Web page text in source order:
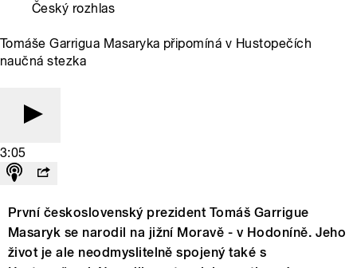
Český rozhlas
Tomáše Garrigua Masaryka připomíná v Hustopečích
naučná stezka
3:05
První československý prezident Tomáš Garrigue
Masaryk se narodil na jižní Moravě - v Hodoníně. Jeho
život je ale neodmyslitelně spojený také s